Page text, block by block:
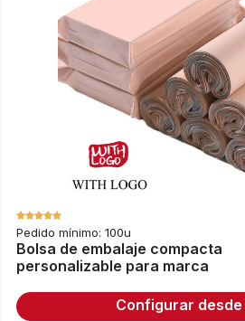
Pedido mínimo: 100u
Bolsa de embalaje compacta
personalizable para marca
Configurar desde